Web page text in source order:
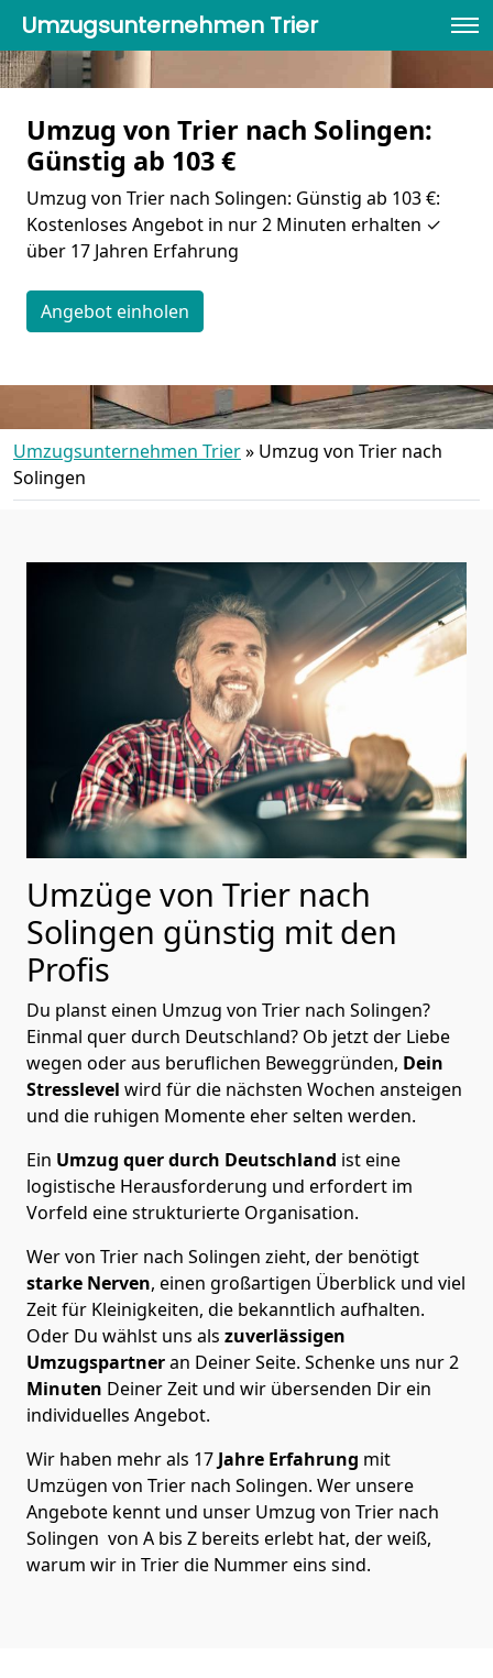
Umzugsunternehmen Trier
Umzug von Trier nach Solingen:
Günstig ab 103 €
Umzug von Trier nach Solingen: Günstig ab 103 €:
Kostenloses Angebot in nur 2 Minuten erhalten ✓
über 17 Jahren Erfahrung
Angebot einholen
Umzugsunternehmen Trier» Umzug von Trier nach
Solingen
Umzüge von Trier nach
Solingen günstig mit den
Profis
Du planst einen Umzug von Trier nach Solingen?
Einmal quer durch Deutschland? Ob jetzt der Liebe
wegen oder aus beruflichen Beweggründen, Dein
Stresslevel wird für die nächsten Wochen ansteigen
und die ruhigen Momente eher selten werden.
Ein Umzug quer durch Deutschland ist eine
logistische Herausforderung und erfordert im
Vorfeld eine strukturierte Organisation.
Wer von Trier nach Solingen zieht, der benötigt
starke Nerven, einen großartigen Überblick und viel
Zeit für Kleinigkeiten, die bekanntlich aufhalten.
Oder Du wählst uns als zuverlässigen
Umzugspartneran Deiner Seite. Schenke uns nur2
Minuten Deiner Zeit und wir übersenden Dir ein
individuelles Angebot.
Wir haben mehr als 17 Jahre Erfahrung mit
Umzügen von Trier nach Solingen. Wer unsere
Angebote kennt und unser Umzug von Trier nach
Solingen von A bis Z bereits erlebt hat, der weiß,
warum wir in Trier die Nummer eins sind.